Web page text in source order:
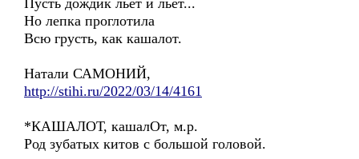
Пусть дождик льёт и льёт...
Но лепка проглотила
Всю грусть, как кашалот.
Натали САМОНИЙ,
http://stihi.ru/2022/03/14/4161
*КАШАЛОТ, кашалОт, м.р.
Род зубатых китов с большой головой.